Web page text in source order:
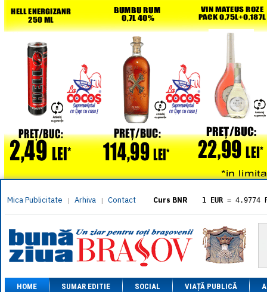
Mica Publicitate | Arhiva | Contact Curs BNR 1 EUR = 4.9774
= 5.8304
1 XAU= 464.4611
1 AED= 1.1933
1 AUD= 2.7957
1 BGN= 2.5449
1 CAD= 3.1559
HOME SUMAR EDITIE SOCIAL VIAȚĂ PUBLICĂ